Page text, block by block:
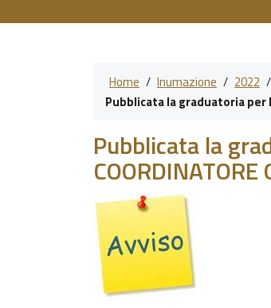
Home / Inumazione / 2022 /
Pubblicata la graduatoria per
Pubblicata la
COORDINATORE